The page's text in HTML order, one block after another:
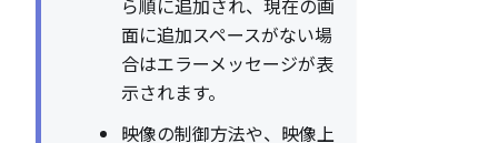
ら順に追加され、現在の画
面に追加スペースがない場
合はエラーメッセージが表
示されます。
映像の制御方法や、映像上